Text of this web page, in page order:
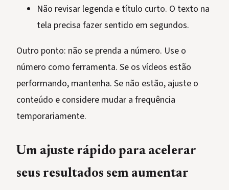
Não revisar legenda e título curto. O texto na
tela precisa fazer sentido em segundos.
Outro ponto: não se prenda a número. Use o
número como ferramenta. Se os vídeos estão
performando, mantenha. Se não estão, ajuste o
conteúdo e considere mudar a frequência
temporariamente.
Um ajuste rápido para acelerar
seus resultados sem aumentar